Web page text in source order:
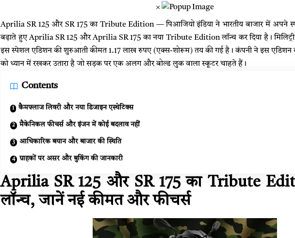
×
Aprilia SR 125 और SR 175 का Tribute Edition— पिआजियो इंडिया ने भारतीय बाजार में अपने
बढ़ाते हुए Aprilia SR 125 और Aprilia SR 175 का नया Tribute Edition लॉन्च कर दिया है।
इस स्पेशल एडिशन की शुरुआती कीमत 1.17 लाख रुपए (एक्स-शोरूम) तय की गई है। कंपनी ने इस एडिशन
को ध्यान में रखकर उतारा है जो सड़क पर एक अलग और बोल्ड लुक वाला स्कूटर चाहते हैं।
Contents
कैमफ्लाज लिवरी और नया डिजाइन एस्थेटिक्स
मैकेनिकल फीचर्स और इंजन में कोई बदलाव नहीं
आधिकारिक बयान और बाजार की स्थिति
ग्राहकों पर असर और बुकिंग की जानकारी
Aprilia SR 125 और SR 175 का Tribute
लॉन्च, जानें नई कीमत और फीचर्स